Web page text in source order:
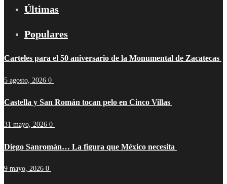
Últimas
Populares
Carteles para el 50 aniversario de la Monumental de Zacatecas
5 agosto, 2026 0
Castella y San Román tocan pelo en Cinco Villas
31 mayo, 2026 0
Diego Sanromán… La figura que México necesita
9 mayo, 2026 0